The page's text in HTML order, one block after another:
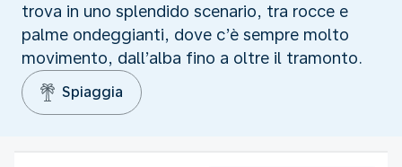
trova in uno splendido scenario, tra rocce e
palme ondeggianti, dove c’è sempre molto
movimento, dall’alba fino a oltre il tramonto.
Spiaggia